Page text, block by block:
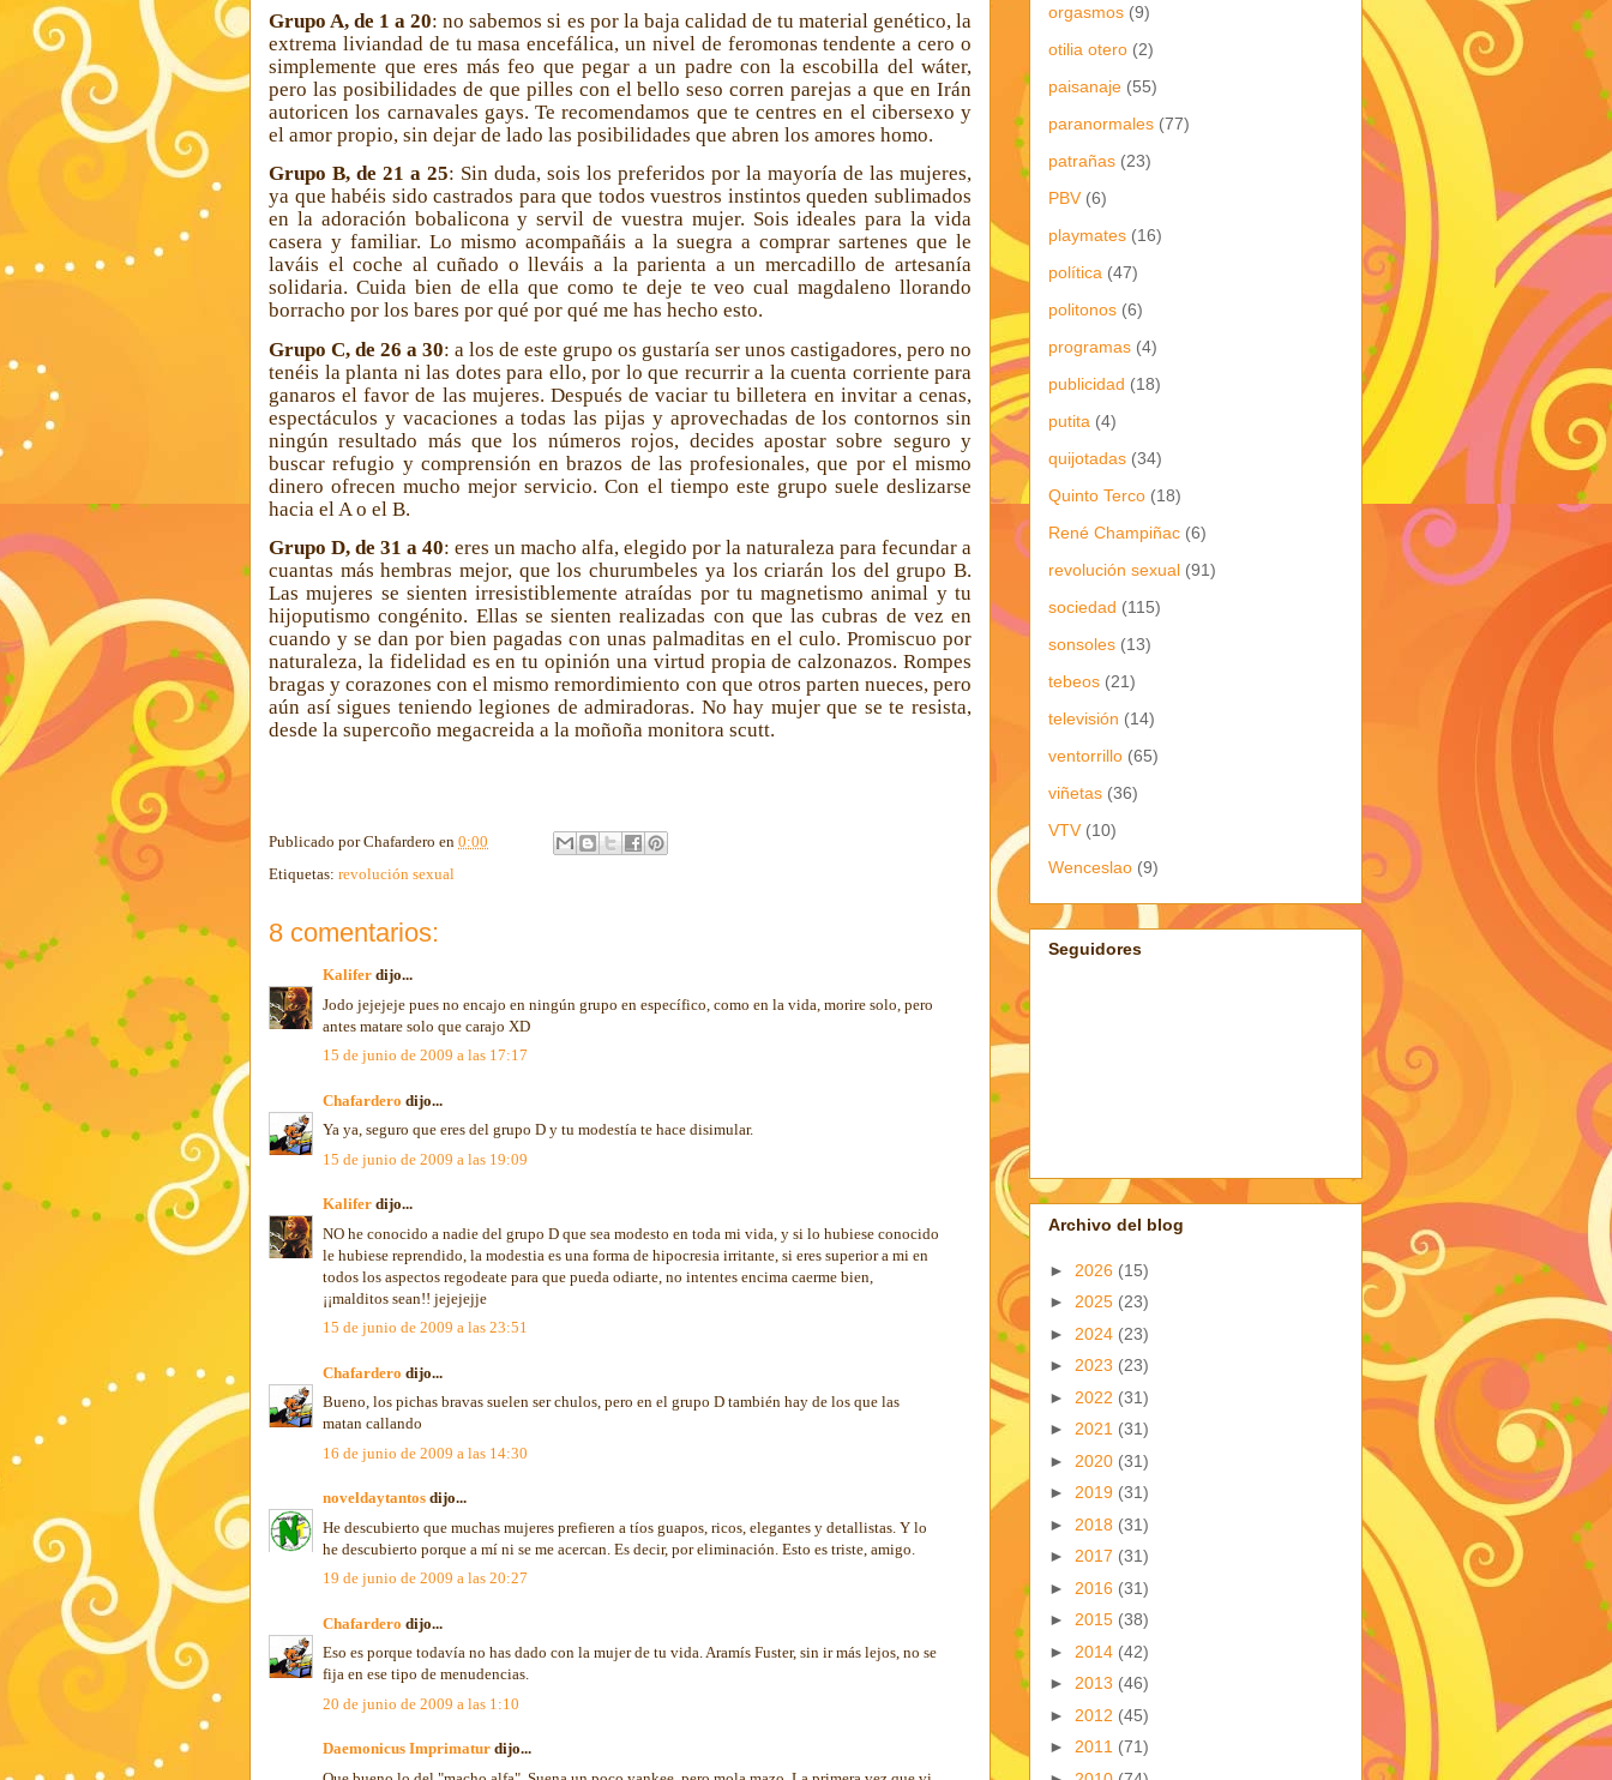
Grupo A, de 1 a 20: no sabemos si es por la baja calidad de tu material genético, la
extrema liviandad de tu masa encefálica, un nivel de feromonas tendente a cero o
simplemente que eres más feo que pegar a un padre con la escobilla del wáter,
pero las posibilidades de que pilles con el bello seso corren parejas a que en Irán
autoricen los carnavales gays. Te recomendamos que te centres en el cibersexo y
el amor propio, sin dejar de lado las posibilidades que abren los amores homo.
Grupo B, de 21 a 25: Sin duda, sois los preferidos por la mayoría de las mujeres,
ya que habéis sido castrados para que todos vuestros instintos queden sublimados
en la adoración bobalicona y servil de vuestra mujer. Sois ideales para la vida
casera y familiar. Lo mismo acompañáis a la suegra a comprar sartenes que le
laváis el coche al cuñado o lleváis a la parienta a un mercadillo de artesanía
solidaria. Cuida bien de ella que como te deje te veo cual magdaleno llorando
borracho por los bares por qué por qué me has hecho esto.
Grupo C, de 26 a 30: a los de este grupo os gustaría ser unos castigadores, pero no
tenéis la planta ni las dotes para ello, por lo que recurrir a la cuenta corriente para
ganaros el favor de las mujeres. Después de vaciar tu billetera en invitar a cenas,
espectáculos y vacaciones a todas las pijas y aprovechadas de los contornos sin
ningún resultado más que los números rojos, decides apostar sobre seguro y
buscar refugio y comprensión en brazos de las profesionales, que por el mismo
dinero ofrecen mucho mejor servicio. Con el tiempo este grupo suele deslizarse
hacia el A o el B.
Grupo D, de 31 a 40: eres un macho alfa, elegido por la naturaleza para fecundar a
cuantas más hembras mejor, que los churumbeles ya los criarán los del grupo B.
Las mujeres se sienten irresistiblemente atraídas por tu magnetismo animal y tu
hijoputismo congénito. Ellas se sienten realizadas con que las cubras de vez en
cuando y se dan por bien pagadas con unas palmaditas en el culo. Promiscuo por
naturaleza, la fidelidad es en tu opinión una virtud propia de calzonazos. Rompes
bragas y corazones con el mismo remordimiento con que otros parten nueces, pero
aún así sigues teniendo legiones de admiradoras. No hay mujer que se te resista,
desde la supercoño megacreida a la moñoña monitora scutt.
Publicado porChafardero en 0:00
Etiquetas: revolución sexual
8 comentarios:
Kalifer dijo...
Jodo jejejeje pues no encajo en ningún grupo en específico, como en la vida, morire solo, pero
antes matare solo que carajo XD
15 de junio de 2009 a las 17:17
Chafardero dijo...
Ya ya, seguro que eres del grupo D y tu modestía te hace disimular.
15 de junio de 2009 a las 19:09
Kalifer dijo...
NO he conocido a nadie del grupo D que sea modesto en toda mi vida, y si lo hubiese conocido
le hubiese reprendido, la modestia es una forma de hipocresia irritante, si eres superior a mi en
todos los aspectos regodeate para que pueda odiarte, no intentes encima caerme bien,
¡¡malditos sean!! jejejejje
15 de junio de 2009 a las 23:51
Chafardero dijo...
Bueno, los pichas bravas suelen ser chulos, pero en el grupo D también hay de los que las
matan callando
16 de junio de 2009 a las 14:30
noveldaytantos dijo...
He descubierto que muchas mujeres prefieren a tíos guapos, ricos, elegantes y detallistas. Y lo
he descubierto porque a mí ni se me acercan. Es decir, por eliminación. Esto es triste, amigo.
19 de junio de 2009 a las 20:27
Chafardero dijo...
Eso es porque todavía no has dado con la mujer de tu vida. Aramís Fuster, sin ir más lejos, no se
fija en ese tipo de menudencias.
20 de junio de 2009 a las 1:10
Daemonicus Imprimatur dijo...
orgasmos (9)
otilia otero (2)
paisanaje (55)
paranormales (77)
patrañas (23)
PBV (6)
playmates (16)
política (47)
politonos (6)
programas (4)
publicidad (18)
putita (4)
quijotadas (34)
Quinto Terco (18)
René Champiñac (6)
revolución sexual (91)
sociedad (115)
sonsoles (13)
tebeos (21)
televisión (14)
ventorrillo (65)
viñetas (36)
VTV (10)
Wenceslao (9)
Seguidores
Archivo del blog
► 2026 (15)
► 2025 (23)
► 2024 (23)
► 2023 (23)
► 2022 (31)
► 2021 (31)
► 2020 (31)
► 2019 (31)
► 2018 (31)
► 2017 (31)
► 2016 (31)
► 2015 (38)
► 2014 (42)
► 2013 (46)
► 2012 (45)
► 2011 (71)